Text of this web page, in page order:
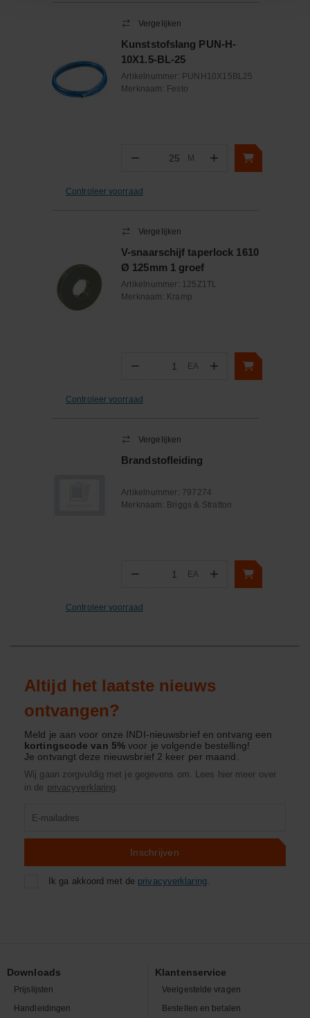
Vergelijken
Kunststofslang PUN-H-
10X1.5-BL-25
Artikelnummer: PUNH10X15BL25
Merknaam: Festo
− Aantal
M +
Controleer voorraad
Vergelijken
V-snaarschijf taperlock 1610
Ø 125mm 1 groef
Artikelnummer: 125Z1TL
Merknaam: Kramp
− Aantal
EA +
Controleer voorraad
Vergelijken
Brandstofleiding
Artikelnummer: 797274
Merknaam: Briggs & Stratton
− Aantal
EA +
Controleer voorraad
Altijd het laatste nieuws
ontvangen?
Meld je aan voor onze INDI-nieuwsbrief en ontvang een
kortingscode van 5%voor je volgende bestelling!
Je ontvangt deze nieuwsbrief 2 keer per maand.
Wij gaan zorgvuldig met je gegevens om. Lees hier meer over
in de privacyverklaring.
Inschrijven
Ik ga akkoord met de privacyverklaring.
Downloads
Prijslijsten
Handleidingen
Klantenservice
Veelgestelde vragen
Bestellen en betalen